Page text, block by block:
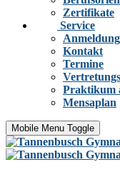
Zertifikate
Service
Kontakt
Termine
Praktikum
Mensaplan
Mobile Menu Toggle